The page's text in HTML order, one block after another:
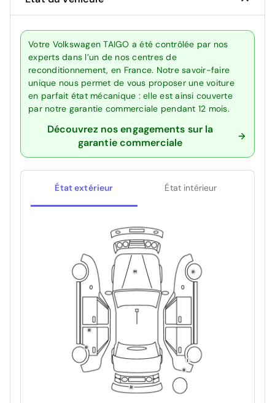
Votre Volkswagen TAIGO a été contrôlée par nos
experts dans l’un de nos centres de
reconditionnement, en France. Notre savoir-faire
unique nous permet de vous proposer une voiture
en parfait état mécanique : elle est ainsi couverte
par notre garantie commerciale pendant 12 mois.
Découvrez nos engagements sur la
garantie commerciale
État extérieur État intérieur